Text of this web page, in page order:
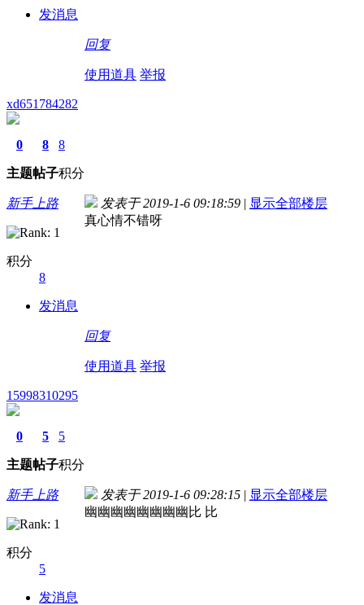
发消息
回复
使用道具 举报
xd651784282
0
主题
8
帖子
8
积分
新手上路
积分
8
发消息
发表于 2019-1-6 09:18:59 | 显示全部楼层
真心情不错呀
回复
使用道具 举报
15998310295
0
主题
5
帖子
5
积分
新手上路
积分
5
发消息
发表于 2019-1-6 09:28:15 | 显示全部楼层
幽幽幽幽幽幽幽幽比 比